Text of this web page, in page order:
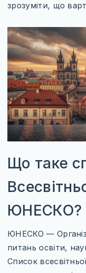
АЗІЯ
ГРУЗІЯ
ЄМЕН
ІЗРАЇЛЬ
КІПР
МАЛАЙЗІЯ
зрозуміти, що
Що таке
ЮНЕСКО?
ЮНЕСКО —
питань освіти,
Список